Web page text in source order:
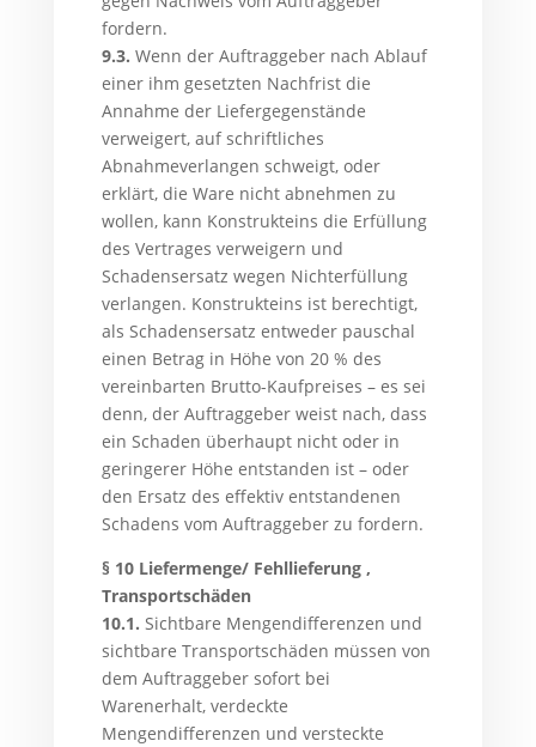
fordern.
9.3. Wenn der Auftraggeber nach Ablauf
einer ihm gesetzten Nachfrist die
Annahme der Liefergegenstände
verweigert, auf schriftliches
Abnahmeverlangen schweigt, oder
erklärt, die Ware nicht abnehmen zu
wollen, kann Konstrukteins die Erfüllung
des Vertrages verweigern und
Schadensersatz wegen Nichterfüllung
verlangen. Konstrukteins ist berechtigt,
als Schadensersatz entweder pauschal
einen Betrag in Höhe von 20 % des
vereinbarten Brutto-Kaufpreises – es sei
denn, der Auftraggeber weist nach, dass
ein Schaden überhaupt nicht oder in
geringerer Höhe entstanden ist – oder
den Ersatz des effektiv entstandenen
Schadens vom Auftraggeber zu fordern.
§ 10 Liefermenge/ Fehllieferung ,
Transportschäden
10.1. Sichtbare Mengendifferenzen und
sichtbare Transportschäden müssen von
dem Auftraggeber sofort bei
Warenerhalt, verdeckte
Mengendifferenzen und versteckte